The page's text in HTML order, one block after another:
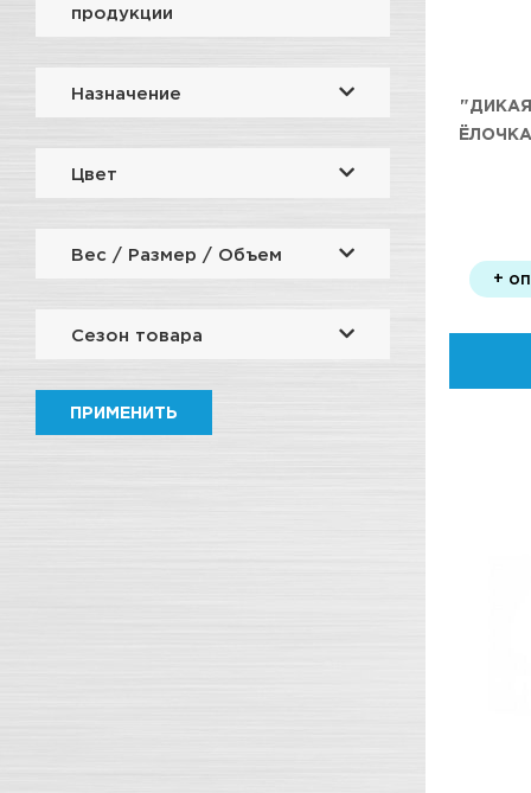
продукции
Назначение
Цвет
Вес / Размер / Объем
Сезон товара
ПРИМЕНИТЬ
ЁЛОЧКА
+